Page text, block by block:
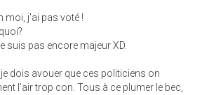
moi, j'ai pas voté !
suis pas encore majeur XD.
dois avouer que ces politiciens on
l'air trop con. Tous à ce plumer le bec,